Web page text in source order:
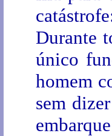
Durante
único
homem
sem